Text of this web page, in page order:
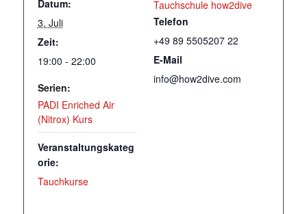
Datum:
3. Juli
Zeit:
19:00 - 22:00
Serien:
PADI Enriched Air
(Nitrox) Kurs
Veranstaltungskateg
orie:
Tauchkurse
Tauchschule how2dive
Telefon
+49 89 5505207 22
E-Mail
info@how2dive.com